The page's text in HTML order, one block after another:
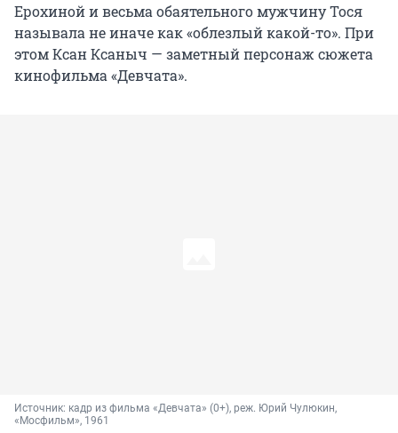
Ерохиной и весьма обаятельного мужчину Тося
называла не иначе как «облезлый какой-то». При
этом Ксан Ксаныч — заметный персонаж сюжета
кинофильма «Девчата».
Источник: кадр из фильма «Девчата» (0+), реж. Юрий Чулюкин,
«Мосфильм», 1961